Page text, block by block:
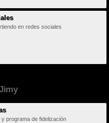
en redes sociales
programa de fidelización